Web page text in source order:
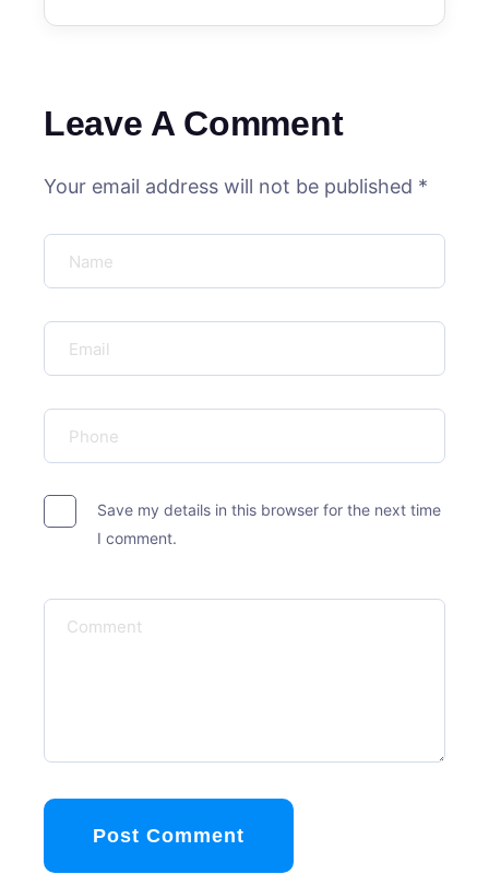
Leave A Comment
Your email address will not be published *
Save my details in this browser for the next time
I comment.
Post Comment